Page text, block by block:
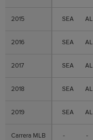
2015 SEA AL
2016 SEA AL
2017 SEA AL
2018 SEA AL
2019 SEA AL
Carrera MLB - -
2015
2016
2017
2018
2019
Carrera MLB